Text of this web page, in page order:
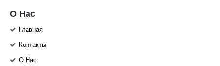
О Нас
Главная
Контакты
О Нас